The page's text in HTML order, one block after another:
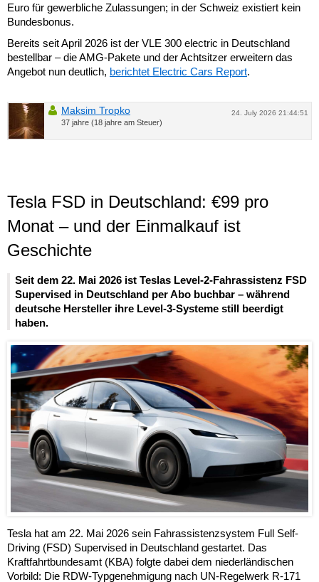
Euro für gewerbliche Zulassungen; in der Schweiz existiert kein
Bundesbonus.
Bereits seit April 2026 ist der VLE 300 electric in Deutschland
bestellbar – die AMG-Pakete und der Achtsitzer erweitern das
Angebot nun deutlich, berichtet Electric Cars Report.
24. July 2026 21:44:51
Maksim Tropko
37 jahre (18 jahre am Steuer)
Tesla FSD in Deutschland: €99 pro
Monat – und der Einmalkauf ist
Geschichte
Seit dem 22. Mai 2026 ist Teslas Level-2-Fahrassistenz FSD
Supervised in Deutschland per Abo buchbar – während
deutsche Hersteller ihre Level-3-Systeme still beerdigt
haben.
Tesla hat am 22. Mai 2026 sein Fahrassistenzsystem Full Self-
Driving (FSD) Supervised in Deutschland gestartet. Das
Kraftfahrtbundesamt (KBA) folgte dabei dem niederländischen
Vorbild: Die RDW-Typgenehmigung nach UN-Regelwerk R-171